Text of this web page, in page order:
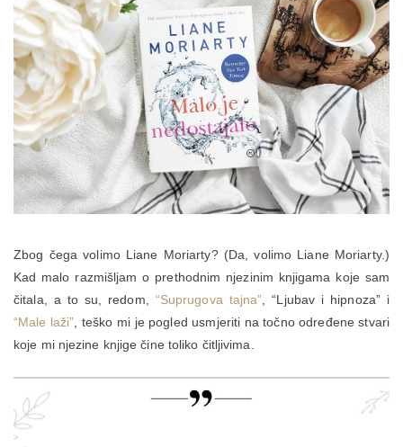
Zbog čega volimo Liane Moriarty? (Da, volimo Liane Moriarty.)
Kad malo razmišljam o prethodnim njezinim knjigama koje sam
čitala, a to su, redom, “Suprugova tajna” , “Ljubav i hipnoza” i
“Male laži” , teško mi je pogled usmjeriti na točno određene stvari
koje mi njezine knjige čine toliko čitljivima.